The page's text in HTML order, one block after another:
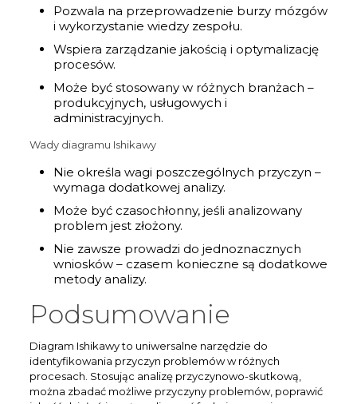
Pozwala na przeprowadzenie burzy mózgów
i wykorzystanie wiedzy zespołu.
Wspiera zarządzanie jakością i optymalizację
procesów.
Może być stosowany w różnych branżach –
produkcyjnych, usługowych i
administracyjnych.
Wady diagramu Ishikawy
Nie określa wagi poszczególnych przyczyn –
wymaga dodatkowej analizy.
Może być czasochłonny, jeśli analizowany
problem jest złożony.
Nie zawsze prowadzi do jednoznacznych
wniosków – czasem konieczne są dodatkowe
metody analizy.
Podsumowanie
Diagram Ishikawy to uniwersalne narzędzie do
identyfikowania przyczyn problemów w różnych
procesach. Stosując analizę przyczynowo-skutkową,
można zbadać możliwe przyczyny problemów, poprawić